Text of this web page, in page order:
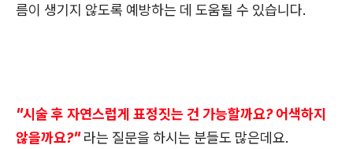
름이 생기지 않도록 예방하는 데 도움될 수 있습니다.
"시술 후 자연스럽게 표정짓는 건 가능할까요? 어색하지
않을까요?"라는 질문을 하시는 분들도 많은데요.